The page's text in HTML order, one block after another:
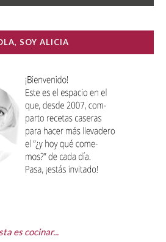
SOY ALICIA
es cocinar...